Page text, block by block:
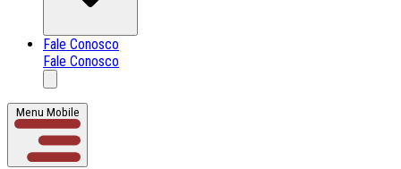
Fale Conosco
Fale Conosco
Menu Mobile